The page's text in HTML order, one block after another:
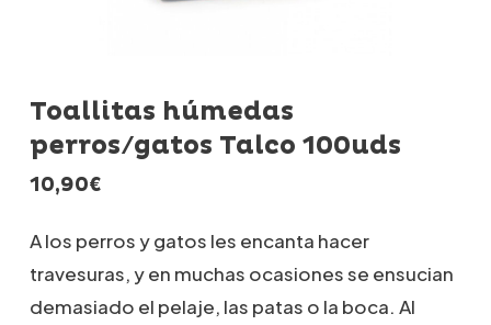
Toallitas húmedas
perros/gatos Talco 100uds
10,90€
A los perros y gatos les encanta hacer
travesuras, y en muchas ocasiones se ensucian
demasiado el pelaje, las patas o la boca. Al